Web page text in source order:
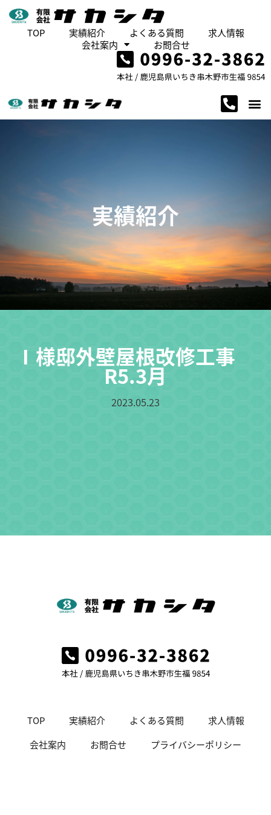
TOP 実績紹介 よくある質問
求人情報
会社案内
お問合せ
実績紹介
Ⅰ様邸外壁屋根改修工事
R5.3月
2023.05.23
TOP 実績紹介 よくある質問
求人情報
会社案内
お問合せ プライバシーポリシー